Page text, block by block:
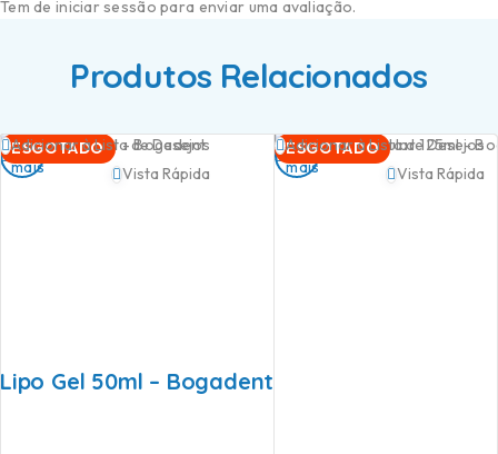
Tem de iniciar sessão para enviar uma avaliação.
Produtos Relacionados
ESGOTADO
Adicionar à Lista de Desejos
Vista Rápida
Lipo Gel 50ml – Bogadent
Ler
mais
ESGOTADO
Adicionar à Lista de Desejos
Vista Rápida
Ler
mais